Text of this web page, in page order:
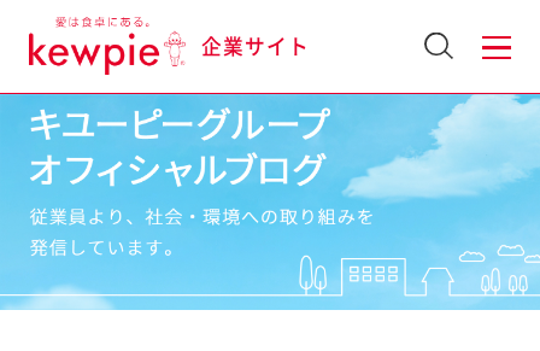
企業サイト